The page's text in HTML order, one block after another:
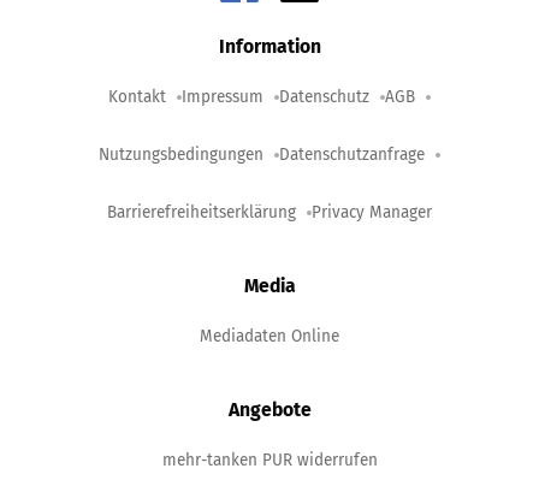
Information
Kontakt Impressum Datenschutz AGB
Nutzungsbedingungen Datenschutzanfrage
Barrierefreiheitserklärung Privacy Manager
Media
Mediadaten Online
Angebote
mehr-tanken PUR widerrufen